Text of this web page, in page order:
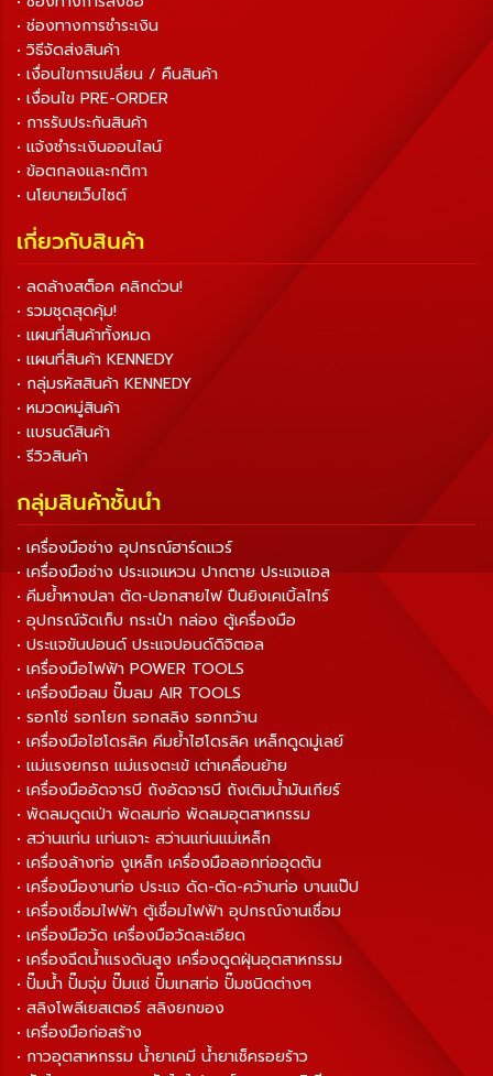
• ช่องทางการชำระเงิน
• วิธีจัดส่งสินค้า
• เงื่อนไขการเปลี่ยน / คืนสินค้า
• เงื่อนไข PRE-ORDER
• การรับประกันสินค้า
• แจ้งชำระเงินออนไลน์
• ข้อตกลงและกติกา
• นโยบายเว็บไซต์
เกี่ยวกับสินค้า
• ลดล้างสต็อค คลิกด่วน!
• รวมชุดสุดคุ้ม!
• แผนที่สินค้าทั้งหมด
• แผนที่สินค้า KENNEDY
• กลุ่มรหัสสินค้า KENNEDY
• หมวดหมู่สินค้า
• แบรนด์สินค้า
• รีวิวสินค้า
กลุ่มสินค้าชั้นนำ
• เครื่องมือช่าง อุปกรณ์ฮาร์ดแวร์
• เครื่องมือช่าง ประแจแหวน ปากตาย ประแจแอล
• คีมย้ำหางปลา ตัด-ปอกสายไฟ ปืนยิงเคเบิ้ลไทร์
• อุปกรณ์จัดเก็บ กระเป๋า กล่อง ตู้เครื่องมือ
• ประแจขันปอนด์ ประแจปอนด์ดิจิตอล
• เครื่องมือไฟฟ้า POWER TOOLS
• เครื่องมือลม ปั๊มลม AIR TOOLS
• รอกโซ่ รอกโยก รอกสลิง รอกกว้าน
• เครื่องมือไฮโดรลิค คีมย้ำไฮโดรลิค เหล็กดูดมู่เลย์
• แม่แรงยกรถ แม่แรงตะเข้ เต่าเคลื่อนย้าย
• เครื่องมืออัดจารบี ถังอัดจารบี ถังเติมน้ำมันเกียร์
• พัดลมดูดเป่า พัดลมท่อ พัดลมอุตสาหกรรม
• สว่านแท่น แท่นเจาะ สว่านแท่นแม่เหล็ก
• เครื่องล้างท่อ งูเหล็ก เครื่องมือลอกท่ออุดตัน
• เครื่องมืองานท่อ ประแจ ดัด-ตัด-คว้านท่อ บานแป๊ป
• เครื่องเชื่อมไฟฟ้า ตู้เชื่อมไฟฟ้า อุปกรณ์งานเชื่อม
• เครื่องมือวัด เครื่องมือวัดละเอียด
• เครื่องฉีดน้ำแรงดันสูง เครื่องดูดฝุ่นอุตสาหกรรม
• ปั๊มน้ำ ปั๊มจุ่ม ปั๊มแช่ ปั๊มเทสท่อ ปั๊มชนิดต่างๆ
• สลิงโพลีเยสเตอร์ สลิงยกของ
• เครื่องมือก่อสร้าง
• กาวอุตสาหกรรม น้ำยาเคมี น้ำยาเช็ครอยร้าว